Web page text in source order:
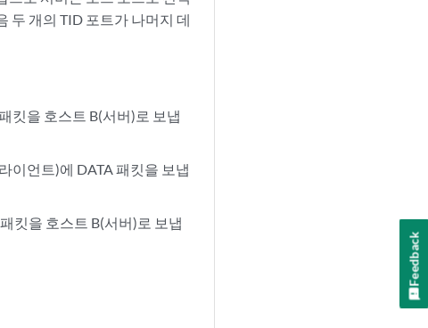
두 개의 TID 포트가 나머지 데
킷을 호스트 B(서버)로 보냅
이언트)에 DATA 패킷을 보냅
킷을 호스트 B(서버)로 보냅
Feedback